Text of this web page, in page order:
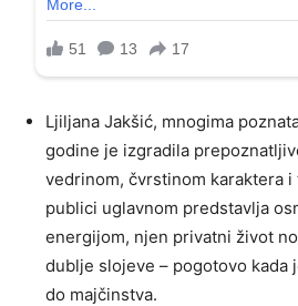
Ljiljana Jakšić, mnogima
godine je izgradila
vedrinom, čvrstinom karaktera i
publici uglavnom predstavlja
energijom, njen privatni život
dublje slojeve – pogotovo kada
do majčinstva.